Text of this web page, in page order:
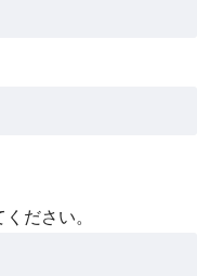
ださい。